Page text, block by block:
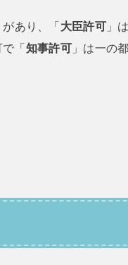
があり、「 大臣許可」
「 知事許可 」は一の